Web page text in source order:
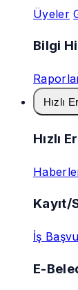
Üyeler
Bilgi
Hızlı
Hızlı
Kayıt/
İş
E-